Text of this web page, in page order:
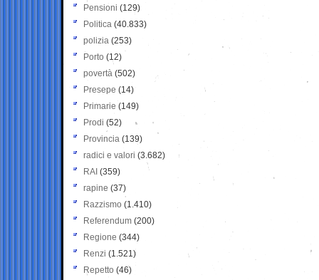
Pensioni (129)
Politica (40.833)
polizia (253)
Porto (12)
povertà (502)
Presepe (14)
Primarie (149)
Prodi (52)
Provincia (139)
radici e valori (3.682)
RAI (359)
rapine (37)
Razzismo (1.410)
Referendum (200)
Regione (344)
Renzi (1.521)
Repetto (46)